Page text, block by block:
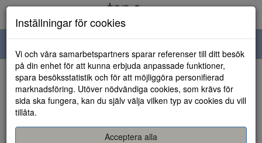
navigation
HEM
Inställningar för cookies
Vi och våra samarbetspartners sparar referenser till ditt besök
på din enhet för att kunna erbjuda anpassade funktioner,
spara besöksstatistik och för att möjliggöra personifierad
marknadsföring. Utöver nödvändiga cookies, som krävs för
sida ska fungera, kan du själv välja vilken typ av cookies du vill
tillåta.
Acceptera alla